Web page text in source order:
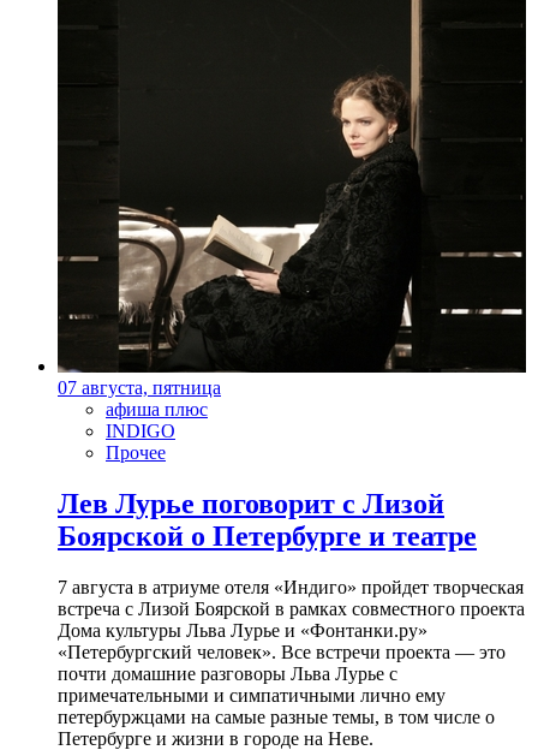
07 августа, пятница
афиша плюс
INDIGO
Прочее
Лев Лурье поговорит с Лизой
Боярской о Петербурге и театре
7 августа в атриуме отеля «Индиго» пройдет творческая
встреча с Лизой Боярской в рамках совместного проекта
Дома культуры Льва Лурье и «Фонтанки.ру»
«Петербургский человек». Все встречи проекта — это
почти домашние разговоры Льва Лурье с
примечательными и симпатичными лично ему
петербуржцами на самые разные темы, в том числе о
Петербурге и жизни в городе на Неве.